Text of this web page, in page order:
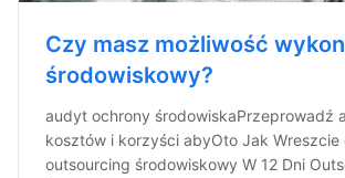
Czy masz możliwość
środowiskowy?
audyt ochrony środowiskaPrzeprowadź
kosztów i korzyści abyOto Jak Wreszcie
outsourcing środowiskowy W 12 Dni